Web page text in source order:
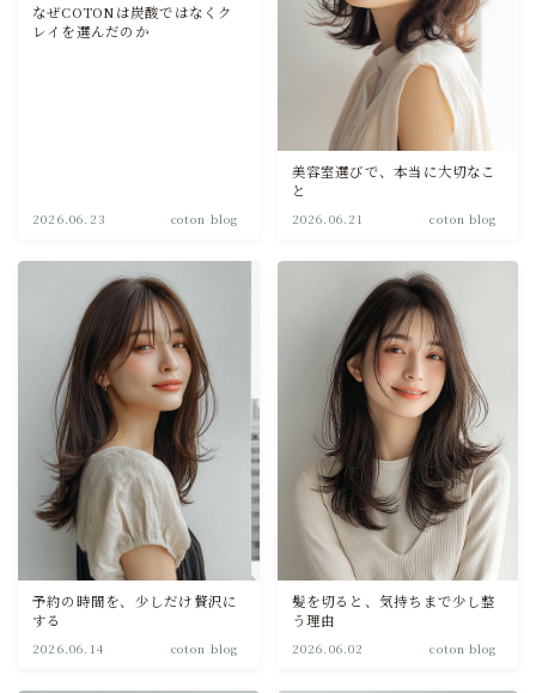
なぜCOTONは炭酸ではなくク
レイを選んだのか
2026.06.23 coton blog
美容室選びで、本当に大切なこ
と
2026.06.21 coton blog
予約の時間を、少しだけ贅沢に
する
2026.06.14 coton blog
髪を切ると、気持ちまで少し整
う理由
2026.06.02 coton blog